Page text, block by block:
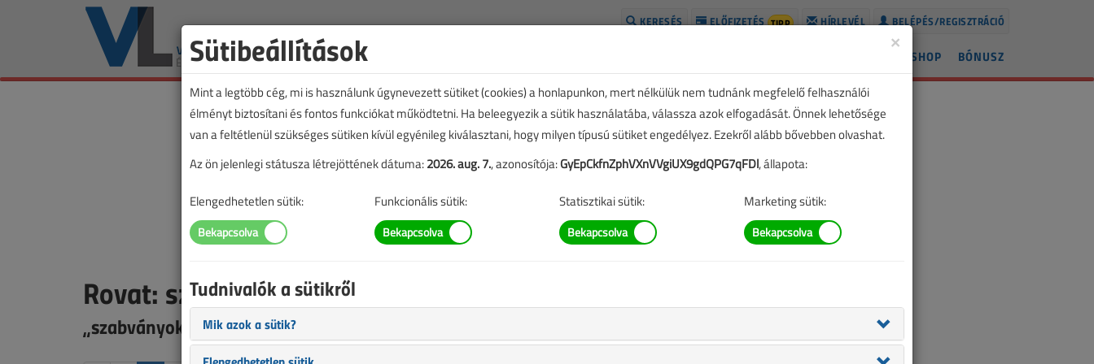
BELÉPÉS/REGISZTRÁCIÓ
HÍRLEVÉL
ELŐFIZETÉS TIPP
KERESÉS
BÓNUSZ
SHOP
Rovat: szabványok
„szabványok” rovatba sorolt tartalmak
×
Sütibeállítások
Mint a legtöbb cég, mi is használunk úgynevezett sütiket (cookies) a honlapunkon, mert nélkülük nem tudnánk megfelelő felhasználói
élményt biztosítani és fontos funkciókat működtetni. Ha beleegyezik a sütik használatába, válassza azok elfogadását. Önnek lehetősége
van a feltétlenül szükséges sütiken kívül egyénileg kiválasztani, hogy milyen típusú sütiket engedélyez. Ezekről alább bővebben olvashat.
Az ön jelenlegi státusza létrejöttének dátuma:2026. aug. 7., azonosítója:GyEpCkfnZphVXnVVgiUX9gdQPG7qFDl, állapota:
Elengedhetetlen sütik: Funkcionális sütik: Statisztikai sütik: Marketing sütik:
Tudnivalók a sütikről
Mik azok a sütik?